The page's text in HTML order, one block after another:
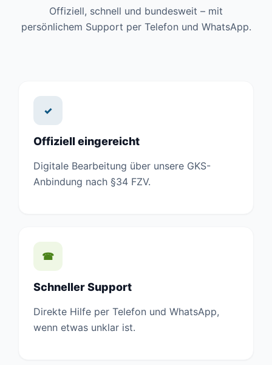
Offiziell, schnell und bundesweit – mit
persönlichem Support per Telefon und WhatsApp.
✓
Offiziell eingereicht
Digitale Bearbeitung über unsere GKS-
Anbindung nach §34 FZV.
☎
Schneller Support
Direkte Hilfe per Telefon und WhatsApp,
wenn etwas unklar ist.